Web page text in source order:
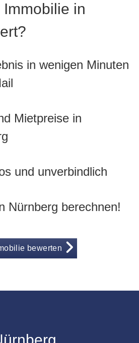
in
in wenigen Minuten
Mietpreise in
und unverbindlich
Nürnberg berechnen!
bewerten